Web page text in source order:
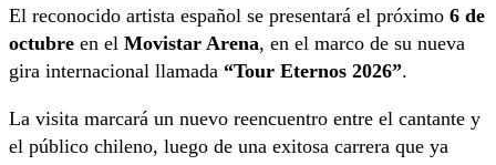
El reconocido artista español se presentará el próximo 6 de
octubre en el Movistar Arena, en el marco de su nueva
gira internacional llamada “Tour Eternos 2026”.
La visita marcará un nuevo reencuentro entre el cantante y
el público chileno, luego de una exitosa carrera que ya